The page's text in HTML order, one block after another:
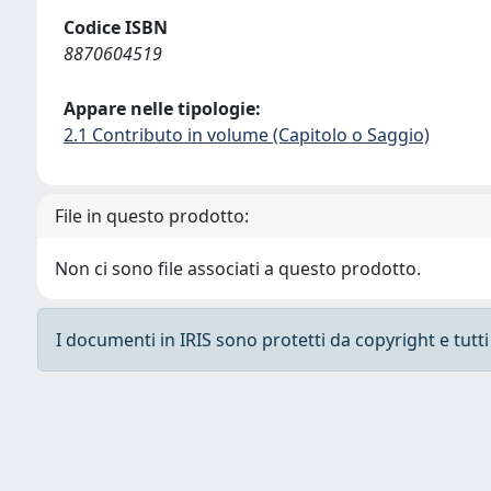
Codice ISBN
8870604519
Appare nelle tipologie:
2.1 Contributo in volume (Capitolo o Saggio)
File in questo prodotto:
Non ci sono file associati a questo prodotto.
I documenti in IRIS sono protetti da copyright e